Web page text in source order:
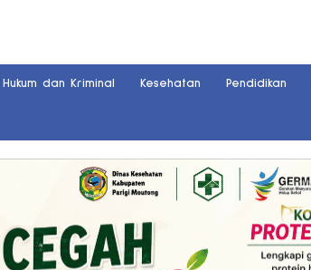
Hukum dan Kriminal Kesehatan Pendidikan